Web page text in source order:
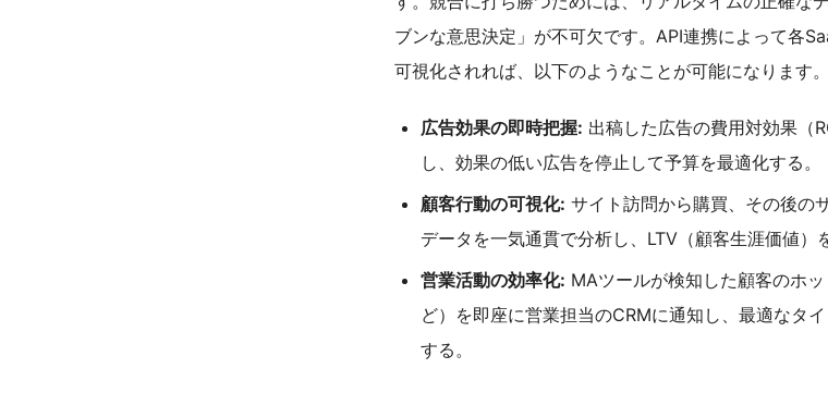
ブンな意思決定」が不可欠です。API連携によって各
可視化されれば、以下のようなことが可能になります。
広告効果の即時把握: 出稿した広告の費用対効果（
し、効果の低い広告を停止して予算を最適化する。
顧客行動の可視化: サイト訪問から購買、その後の
データを一気通貫で分析し、LTV（顧客生涯価値）
営業活動の効率化: MAツールが検知した顧客のホ
ど）を即座に営業担当のCRMに通知し、最適なタ
する。